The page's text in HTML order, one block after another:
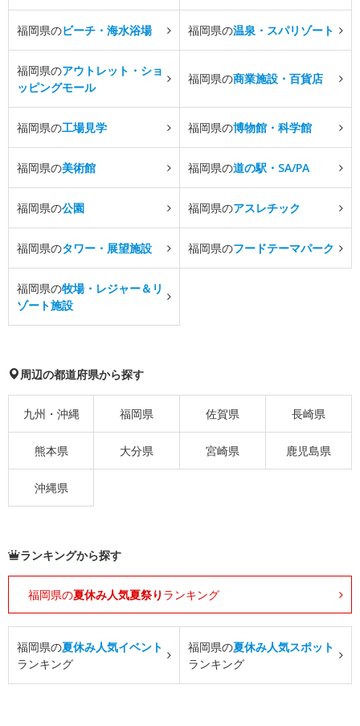
福岡県のビーチ・海水浴場 福岡県の温泉・スパリゾート
福岡県のアウトレット・ショ
ッピングモール
福岡県の商業施設・百貨店
福岡県の工場見学 福岡県の博物館・科学館
福岡県の美術館 福岡県の道の駅・SA/PA
福岡県の公園 福岡県のアスレチック
福岡県のタワー・展望施設 福岡県のフードテーマパーク
福岡県の牧場・レジャー＆リ
ゾート施設
周辺の都道府県から探す
九州・沖縄 福岡県 佐賀県 長崎県
熊本県 大分県 宮崎県 鹿児島県
沖縄県
ランキングから探す
福岡県の夏休み人気夏祭り ランキング
福岡県の夏休み人気イベント
ランキング
福岡県の夏休み人気スポット
ランキング